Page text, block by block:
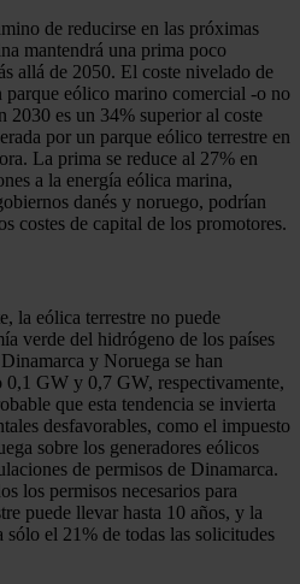
de reducirse en las próximas
mantendrá una prima poco
allá de 2050. El coste nivelado de
parque eólico marino comercial -o no
2030 es un 34% superior al coste
por un parque eólico terrestre en
La prima se reduce al 27% en
a la energía eólica marina,
danés y noruego, podrían
costes de capital de los promotores.
la eólica terrestre no puede
verde del hidrógeno de los países
y Noruega se han
0,1 GW y 0,7 GW, respectivamente,
que esta tendencia se invierta
desfavorables, como el impuesto
sobre los generadores eólicos
de permisos de Dinamarca.
los permisos necesarios para
puede llevar hasta 10 años, y la
el 21% de todas las solicitudes